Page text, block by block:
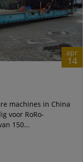
apr
14
machines in China
voor RoRo-
150...